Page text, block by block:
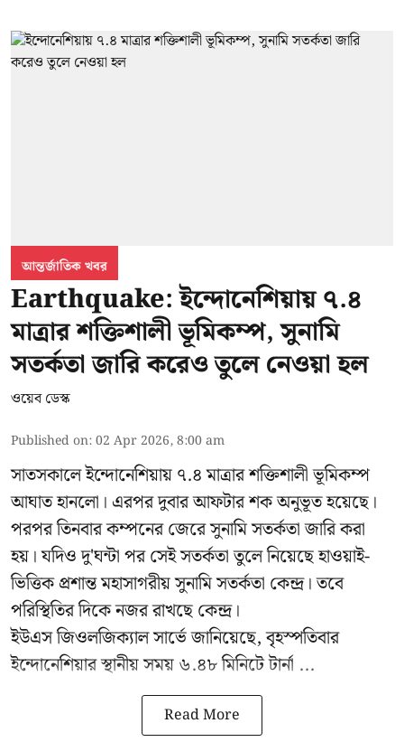
আন্তর্জাতিক খবর
Earthquake: ইন্দোনেশিয়ায় ৭.৪
মাত্রার শক্তিশালী ভূমিকম্প, সুনামি
সতর্কতা জারি করেও তুলে নেওয়া হল
ওয়েব ডেস্ক
Published on:02 Apr 2026, 8:00 am
সাতসকালে ইন্দোনেশিয়ায় ৭.৪ মাত্রার শক্তিশালী ভূমিকম্প
আঘাত হানলো। এরপর দুবার আফটার শক অনুভূত হয়েছে।
পরপর তিনবার কম্পনের জেরে সুনামি সতর্কতা জারি করা
হয়। যদিও দু'ঘন্টা পর সেই সতর্কতা তুলে নিয়েছে হাওয়াই-
ভিত্তিক প্রশান্ত মহাসাগরীয় সুনামি সতর্কতা কেন্দ্র। তবে
পরিস্থিতির দিকে নজর রাখছে কেন্দ্র।
ইউএস জিওলজিক্যাল সার্ভে জানিয়েছে, বৃহস্পতিবার
ইন্দোনেশিয়ার স্থানীয় সময় ৬.৪৮ মিনিটে টার্না ...
Read More